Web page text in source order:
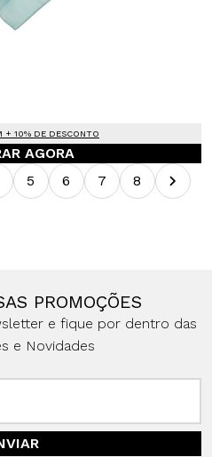
+ 10% DE DESCONTO
AGORA
5 6 7 8
PROMOÇÕES
e fique por dentro das
e Novidades